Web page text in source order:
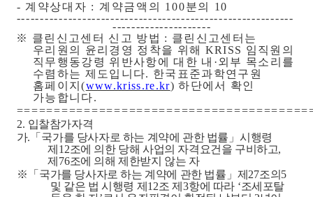
- 계약상대자 : 계약금액의 100분의 10
-----------------------------------------------------------
---------------------
※ 클린신고센터 신고 방법 : 클린신고센터는
우리원의 윤리경영 정착을 위해 KRISS 임직원의
직무행동강령 위반사항에 대한 내 ·외부 목소리를
수렴하는 제도입니다. 한국표준과학연구원
홈페이지(www.kriss.re.kr)하단에서 확인
가능합니다.
2. 입찰참가자격
가. 「 국가를 당사자로 하는 계약에 관한 법률 」 시행령
제 12조에 의한 당해 사업의 자격요건을 구비하고,
제 76조에 의해 제한받지 않는 자
※「 국가를 당사자로 하는 계약에 관한 법률 」 제 27조의 5
및 같은 법 시행령 제 12조 제3항에 따라 ‘조세포탈